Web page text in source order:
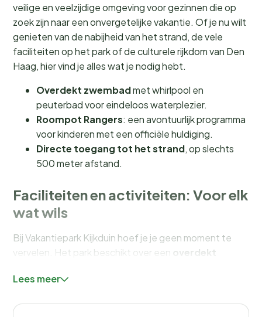
veilige en veelzijdige omgeving voor gezinnen die op
zoek zijn naar een onvergetelijke vakantie. Of je nu wilt
genieten van de nabijheid van het strand, de vele
faciliteiten op het park of de culturele rijkdom van Den
Haag, hier vind je alles wat je nodig hebt.
Overdekt zwembadmet whirlpool en
peuterbad voor eindeloos waterplezier.
Roompot Rangers: een avontuurlijk programma
voor kinderen met een officiële huldiging.
Directe toegang tot het strand, op slechts
500 meter afstand.
Faciliteiten en activiteiten: Voor elk
wat wils
Bij Vakantiepark Kijkduin hoef je je geen moment te
vervelen. Het park beschikt over een overdekt
ideaal voor een dagje waterpret, ongeacht het weer.
speeltuinen
Lees meer